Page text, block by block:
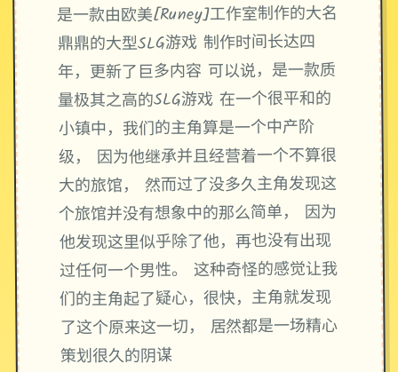
是一款由欧美[Runey]工作室制作的大名
鼎鼎的大型SLG游戏 制作时间长达四
年，更新了巨多内容 可以说，是一款质
量极其之高的SLG游戏 在一个很平和的
小镇中，我们的主角算是一个中产阶
级， 因为他继承并且经营着一个不算很
大的旅馆， 然而过了没多久主角发现这
个旅馆并没有想象中的那么简单， 因为
他发现这里似乎除了他，再也没有出现
过任何一个男性。 这种奇怪的感觉让我
们的主角起了疑心，很快，主角就发现
了这个原来这一切， 居然都是一场精心
策划很久的阴谋